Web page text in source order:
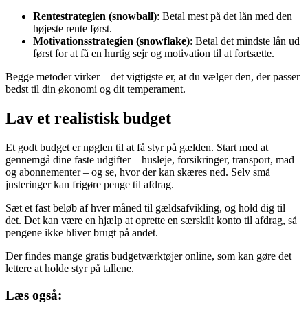
Rentestrategien (snowball): Betal mest på det lån med den
højeste rente først.
Motivationsstrategien (snowflake): Betal det mindste lån ud
først for at få en hurtig sejr og motivation til at fortsætte.
Begge metoder virker – det vigtigste er, at du vælger den, der passer
bedst til din økonomi og dit temperament.
Lav et realistisk budget
Et godt budget er nøglen til at få styr på gælden. Start med at
gennemgå dine faste udgifter – husleje, forsikringer, transport, mad
og abonnementer – og se, hvor der kan skæres ned. Selv små
justeringer kan frigøre penge til afdrag.
Sæt et fast beløb af hver måned til gældsafvikling, og hold dig til
det. Det kan være en hjælp at oprette en særskilt konto til afdrag, så
pengene ikke bliver brugt på andet.
Der findes mange gratis budgetværktøjer online, som kan gøre det
lettere at holde styr på tallene.
Læs også: